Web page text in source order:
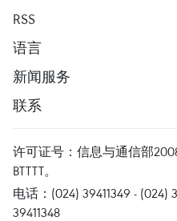
RSS
语言
新闻服务
联系
许可证号：信息与通信部
BTTTT。
电话：(024) 39411349 - (024)
39411348